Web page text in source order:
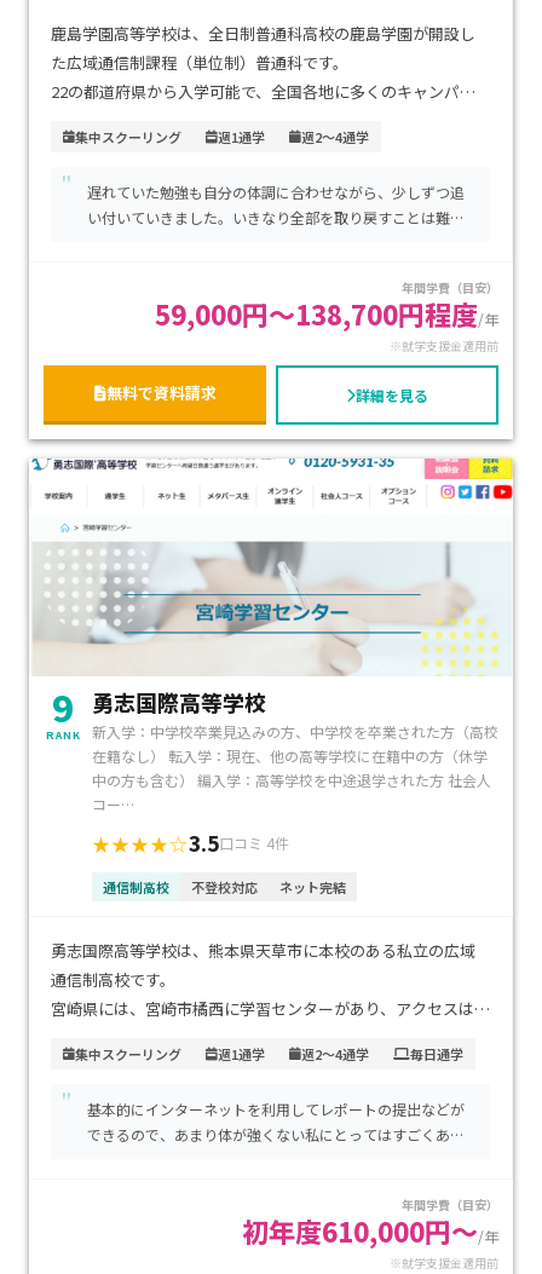
鹿島学園高等学校は、全日制普通科高校の鹿島学園が開設し
た広域通信制課程（単位制）普通科です。
22の都道府県から入学可能で、全国各地に多くのキャンパス
卒業時には、全日制と同じ卒業証書がもらえます。
東京都には新宿キャンパス、池袋キャンパスを始め、 62ヶ所
週１から週５まで、自分のライフスタイルに合わせてキャンパ
スへ通学可能です。
年間数日のスクーリング以外は自宅で学習するコースもあり、
自分のペースで学習できます。
大学進学コースでは、スマホやタブレットで個別指導などを
受けることができます。
医学部、獣医学部、歯学部、薬学部、看護医療学部などの難
関の受験にもしっかりしたサポートがあります。
集中スクーリング 週1通学 週2～4通学
"
遅れていた勉強も自分の体調に合わせながら、少しずつ追
い付いていきました。いきなり全部を取り戻すことは難し
年間学費（目安）
59,000円～138,700円程度/年
※就学支援金適用前
無料で資料請求 詳細を見る
9
RANK
勇志国際高等学校
新入学：中学校卒業見込みの方、中学校を卒業された方（高校
在籍なし） 転入学：現在、他の高等学校に在籍中の方（休学
中の方も含む） 編入学：高等学校を中途退学された方 社会人
コー…
★★★★☆3.5口コミ 4件
通信制高校 不登校対応 ネット完結
勇志国際高等学校は、熊本県天草市に本校のある私立の広域
通信制高校です。
宮崎県には、宮崎市橘西に学習センターがあり、アクセスは
宮崎県中心部の宮崎ナナイロ内にあるため、市内はもちろ
ん、市外からでも通いやすい場所になります。
勇志国際高等学校はネットを活用した学習ができ、オンライン
集中スクーリング 週1通学 週2～4通学 毎日通学
"
基本的にインターネットを利用してレポートの提出などが
できるので、あまり体が強くない私にとってはすごくあり
年間学費（目安）
初年度610,000円～/年
※就学支援金適用前